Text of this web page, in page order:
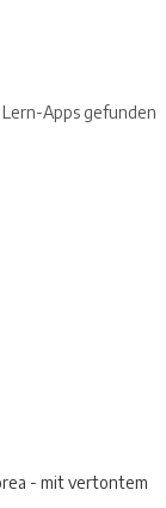
Lern-Apps gefunden
- mit vertontem